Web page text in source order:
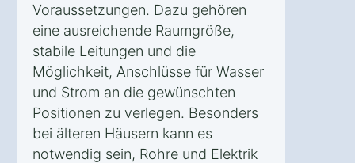
Voraussetzungen. Dazu gehören
eine ausreichende Raumgröße,
stabile Leitungen und die
Möglichkeit, Anschlüsse für Wasser
und Strom an die gewünschten
Positionen zu verlegen. Besonders
bei älteren Häusern kann es
notwendig sein, Rohre und Elektrik